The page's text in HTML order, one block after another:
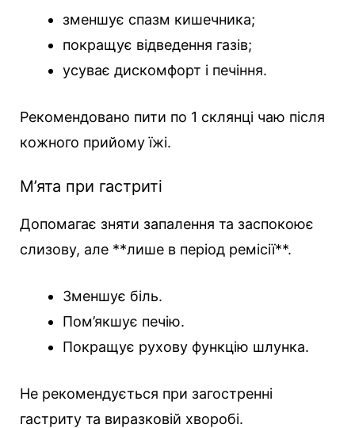
зменшує спазм кишечника;
покращує відведення газів;
усуває дискомфорт і печіння.
Рекомендовано пити по 1 склянці чаю після
кожного прийому їжі.
М’ята при гастриті
Допомагає зняти запалення та заспокоює
слизову, але **лише в період ремісії**.
Зменшує біль.
Пом’якшує печію.
Покращує рухову функцію шлунка.
Не рекомендується при загостренні
гастриту та виразковій хворобі.